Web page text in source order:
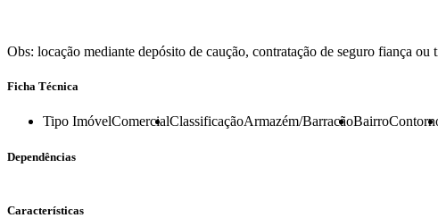
Obs: locação mediante depósito de caução, contratação de seguro fiança ou
Ficha Técnica
Tipo ImóvelComercialClassificaçãoArmazém/BarracãoBairro
Dependências
Características